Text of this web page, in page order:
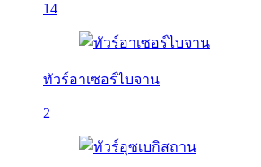
14
ทัวร์อาเซอร์ไบจาน
2